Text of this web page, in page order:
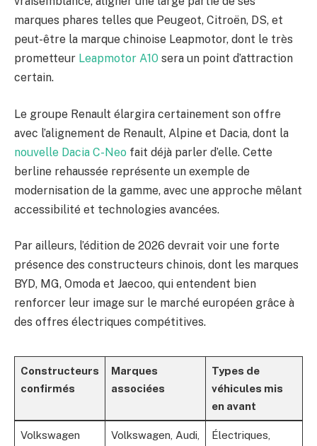
marques phares telles que Peugeot, Citroën, DS, et
peut-être la marque chinoise Leapmotor, dont le très
prometteur Leapmotor A10 sera un point d’attraction
certain.
Le groupe Renault élargira certainement son offre
avec l’alignement de Renault, Alpine et Dacia, dont la
nouvelle Dacia C-Neo fait déjà parler d’elle. Cette
berline rehaussée représente un exemple de
modernisation de la gamme, avec une approche mêlant
accessibilité et technologies avancées.
Par ailleurs, l’édition de 2026 devrait voir une forte
présence des constructeurs chinois, dont les marques
BYD, MG, Omoda et Jaecoo, qui entendent bien
renforcer leur image sur le marché européen grâce à
des offres électriques compétitives.
Constructeurs
confirmés
Marques
associées
Types de
véhicules mis
en avant
Volkswagen
Volkswagen, Audi,
Électriques,